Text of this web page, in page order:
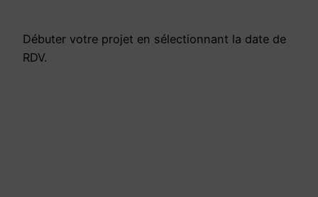
Débuter votre projet en sélectionnant la date de
RDV.